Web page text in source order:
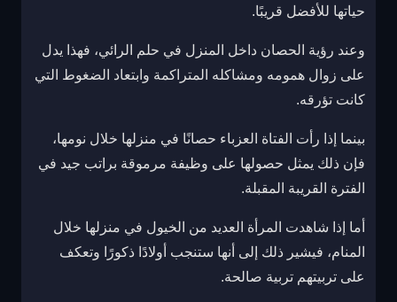
حياتها للأفضل قريبًا.
وعند رؤية الحصان داخل المنزل في حلم الرائي، فهذا يدل
على زوال همومه ومشاكله المتراكمة وابتعاد الضغوط التي
كانت تؤرقه.
بينما إذا رأت الفتاة العزباء حصانًا في منزلها خلال نومها،
فإن ذلك يمثل حصولها على وظيفة مرموقة براتب جيد في
الفترة القريبة المقبلة.
أما إذا شاهدت المرأة العديد من الخيول في منزلها خلال
المنام، فيشير ذلك إلى أنها ستنجب أولادًا ذكورًا وتعكف
على تربيتهم تربية صالحة.